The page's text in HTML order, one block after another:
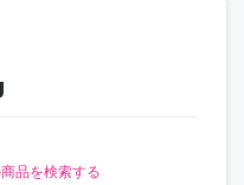
品を検索する